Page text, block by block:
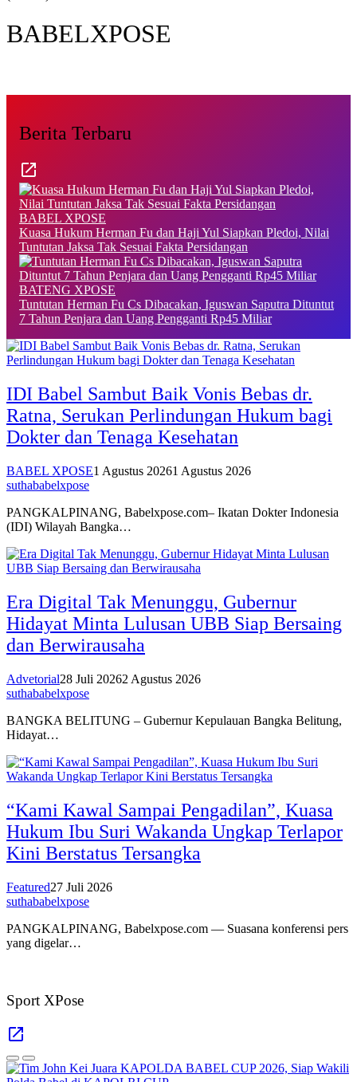
BABELXPOSE
Berita Terbaru
BABEL XPOSE
Kuasa Hukum Herman Fu dan Haji Yul Siapkan Pledoi, Nilai
Tuntutan Jaksa Tak Sesuai Fakta Persidangan
BATENG XPOSE
Tuntutan Herman Fu Cs Dibacakan, Iguswan Saputra Dituntut
7 Tahun Penjara dan Uang Pengganti Rp45 Miliar
IDI Babel Sambut Baik Vonis Bebas dr.
Ratna, Serukan Perlindungan Hukum bagi
Dokter dan Tenaga Kesehatan
BABEL XPOSE1 Agustus 20261 Agustus 2026
suthababelxpose
PANGKALPINANG, Babelxpose.com– Ikatan Dokter Indonesia
(IDI) Wilayah Bangka…
Era Digital Tak Menunggu, Gubernur
Hidayat Minta Lulusan UBB Siap Bersaing
dan Berwirausaha
Advetorial28 Juli 20262 Agustus 2026
suthababelxpose
BANGKA BELITUNG – Gubernur Kepulauan Bangka Belitung,
Hidayat…
“Kami Kawal Sampai Pengadilan”, Kuasa
Hukum Ibu Suri Wakanda Ungkap Terlapor
Kini Berstatus Tersangka
Featured27 Juli 2026
suthababelxpose
PANGKALPINANG, Babelxpose.com — Suasana konferensi pers
yang digelar…
Sport XPose